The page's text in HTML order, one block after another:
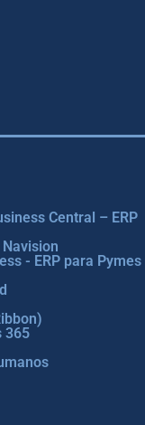
Central – ERP
- ERP para Pymes
365